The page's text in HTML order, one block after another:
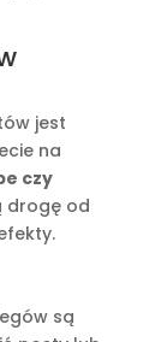
jest
na
czy
drogę od
są